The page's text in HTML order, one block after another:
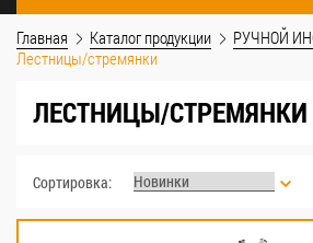
Главная Каталог продукции
РУЧНОЙ
Лестницы/стремянки
ЛЕСТНИЦЫ/СТРЕМЯНКИ
Сортировка: